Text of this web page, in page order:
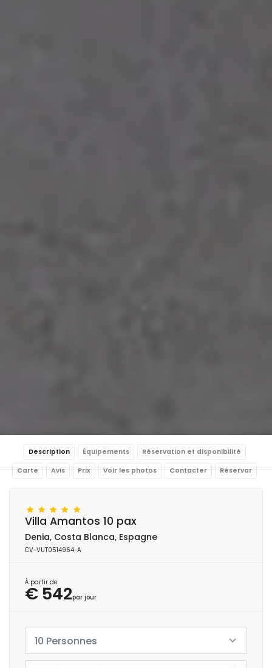
Description Équipements Réservation et disponibilité
Carte Avis Prix Voir les photos Contacter Réservar
Villa Amantos 10 pax
Denia, Costa Blanca, Espagne
CV-VUT0514964-A
À partir de
€ 542par jour
10 Personnes